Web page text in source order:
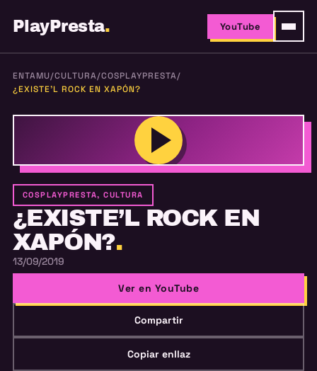
PlayPresta. YouTube
ENTAMU/CULTURA/COSPLAYPRESTA/
¿EXISTE’L ROCK EN XAPÓN?
COSPLAYPRESTA, CULTURA
¿EXISTE’L ROCK EN
XAPÓN?.
13/09/2019
Ver en YouTube
Compartir
Copiar enllaz